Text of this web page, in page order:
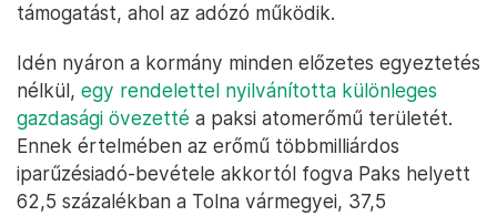
támogatást, ahol az adózó működik.
Idén nyáron a kormány minden előzetes egyeztetés
nélkül, egy rendelettel nyilvánította különleges
gazdasági övezetté a paksi atomerőmű területét.
Ennek értelmében az erőmű többmilliárdos
iparűzésiadó-bevétele akkortól fogva Paks helyett
62,5 százalékban a Tolna vármegyei, 37,5